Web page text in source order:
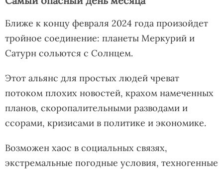
Ближе к концу февраля 2024 года произойдет
тройное соединение: планеты Меркурий и
Сатурн сольются с Солнцем.
Этот альянс для простых людей чреват
потоком плохих новостей, крахом намеченных
планов, скоропалительными разводами и
ссорами, кризисами в политике и экономике.
Возможен хаос в социальных связях,
экстремальные погодные условия, техногенные